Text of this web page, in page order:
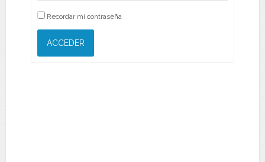
Recordar mi contraseña
ACCEDER